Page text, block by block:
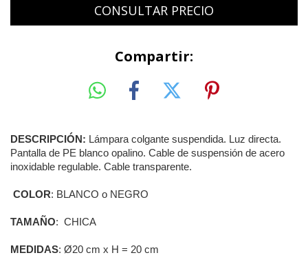
Compartir:
DESCRIPCIÓN: Lámpara colgante suspendida. Luz directa.
Pantalla de PE blanco opalino. Cable de suspensión de acero
inoxidable regulable. Cable transparente.
COLOR: BLANCO o NEGRO
TAMAÑO: CHICA
MEDIDAS: Ø20 cm x H = 20 cm